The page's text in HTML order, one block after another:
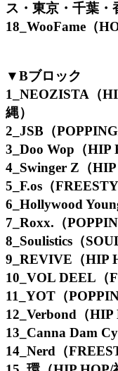
ス・東京・千葉・
18_WooFame（
▼Bブロック
1_NEOZISTA（
縄）
2_JSB（
3_Doo Wop（HIP
4_Swinger Z（HIP
5_F.os（
6_Hollywood
7_Roxx.（
8_Soulistics（
9_REVIVE（HIP
10_VOL DEEL（
11_YOT（
12_Verbond（HIP
13_Canna Dam
14_Nerd（